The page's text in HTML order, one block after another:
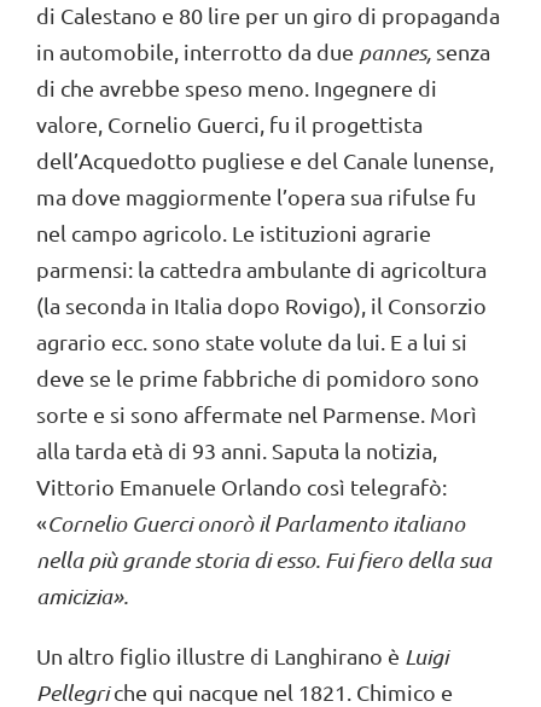
di Calestano e 80 lire per un giro di propaganda
in automobile, interrotto da due pannes, senza
di che avrebbe speso meno. Ingegnere di
valore, Cornelio Guerci, fu il progettista
dell’Acquedotto pugliese e del Canale lunense,
ma dove maggiormente l’opera sua rifulse fu
nel campo agricolo. Le istituzioni agrarie
parmensi: la cattedra ambulante di agricoltura
(la seconda in Italia dopo Rovigo), il Consorzio
agrario ecc. sono state volute da lui. E a lui si
deve se le prime fabbriche di pomidoro sono
sorte e si sono affermate nel Parmense. Morì
alla tarda età di 93 anni. Saputa la notizia,
Vittorio Emanuele Orlando così telegrafò:
«Cornelio Guerci onorò il Parlamento italiano
nella più grande storia di esso. Fui fiero della sua
amicizia».
Un altro figlio illustre di Langhirano è Luigi
Pellegriche qui nacque nel 1821. Chimico e